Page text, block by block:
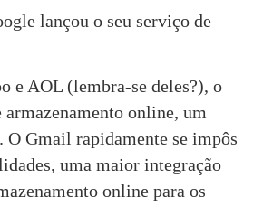
lançou o seu serviço de
e AOL (lembra-se deles?), o
online, um
O Gmail rapidamente se impôs
uma maior integração
online para os